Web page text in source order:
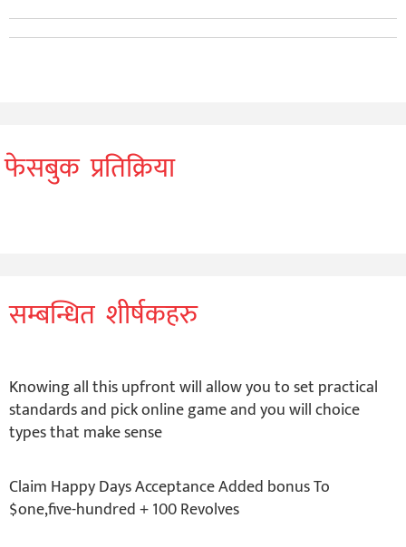
फेसबुक प्रतिक्रिया
सम्बन्धित शीर्षकहरु
Knowing all this upfront will allow you to set practical
standards and pick online game and you will choice
types that make sense
Claim Happy Days Acceptance Added bonus To
$one,five-hundred + 100 Revolves